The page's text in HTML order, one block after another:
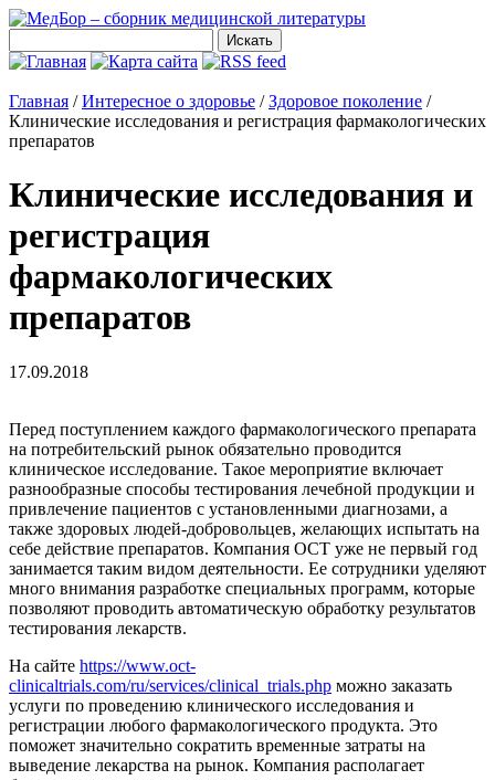
Главная /Интересное о здоровье /Здоровое поколение /
Клинические исследования и регистрация фармакологических
препаратов
Клинические исследования и
регистрация
фармакологических
препаратов
17.09.2018
Перед поступлением каждого фармакологического препарата
на потребительский рынок обязательно проводится
клиническое исследование. Такое мероприятие включает
разнообразные способы тестирования лечебной продукции и
привлечение пациентов с установленными диагнозами, а
также здоровых людей-добровольцев, желающих испытать на
себе действие препаратов. Компания ОСТ уже не первый год
занимается таким видом деятельности. Ее сотрудники уделяют
много внимания разработке специальных программ, которые
позволяют проводить автоматическую обработку результатов
тестирования лекарств.
На сайте https://www.oct-
clinicaltrials.com/ru/services/clinical_trials.php можно заказать
услуги по проведению клинического исследования и
регистрации любого фармакологического продукта. Это
поможет значительно сократить временные затраты на
выведение лекарства на рынок. Компания располагает